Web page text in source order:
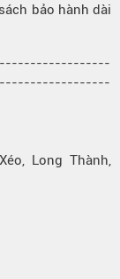
bảo hành dài
Long Thành,